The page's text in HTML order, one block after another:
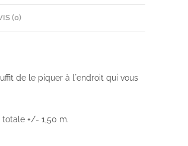
(0)
de le piquer à l´endroit qui vous
totale +/- 1,50 m.